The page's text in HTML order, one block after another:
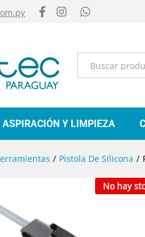
Categorías
ASPIRACIÓN Y LIMPIEZA
/ Pistola De Silicona /
No hay